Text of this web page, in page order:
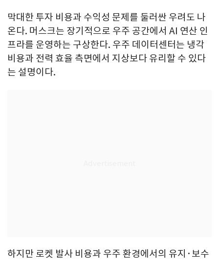
막대한 투자 비용과 수익성 문제를 둘러싼 우려도 나
온다. 머스크는 장기적으로 우주 공간에서 AI 연산 인
프라를 운영하는 구상한다. 우주 데이터센터는 냉각
비용과 전력 효율 측면에서 지상보다 유리할 수 있다
는 설명이다.
하지만 로켓 발사 비용과 우주 환경에서의 유지·보수